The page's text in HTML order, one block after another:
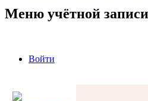
Меню учётной записи
Войти